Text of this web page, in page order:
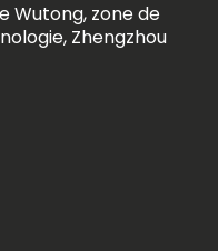
Wutong, zone de
Zhengzhou